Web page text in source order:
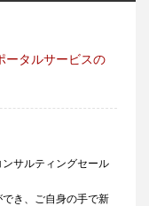
ータルサービスの
サルティングセール
き、ご自身の手で新